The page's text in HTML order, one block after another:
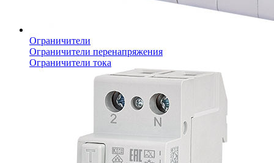
Ограничители
Ограничители перенапряжения
Ограничители тока